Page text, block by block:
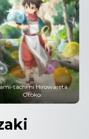
tachi ni Hirowareta
Otoko